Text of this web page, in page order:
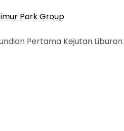
Park Group